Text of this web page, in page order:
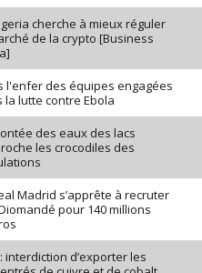
cherche à mieux réguler
de la crypto [Business
l'enfer des équipes engagées
la lutte contre Ebola
des eaux des lacs
les crocodiles des
Madrid s’apprête à recruter
pour 140 millions
: interdiction d’exporter les